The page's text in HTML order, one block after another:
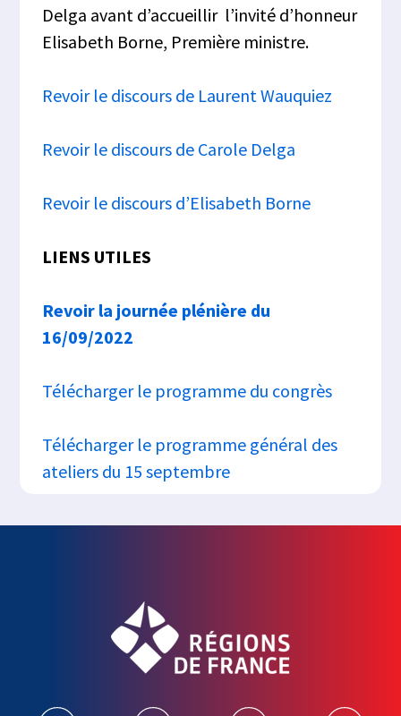
Delga avant d’accueillir l’invité d’honneur
Elisabeth Borne, Première ministre.
Revoir le discours de Laurent Wauquiez
Revoir le discours de Carole Delga
Revoir le discours d’Elisabeth Borne
LIENS UTILES
Revoir la journée plénière du
16/09/2022
Télécharger le programme du congrès
Télécharger le programme général des
ateliers du 15 septembre